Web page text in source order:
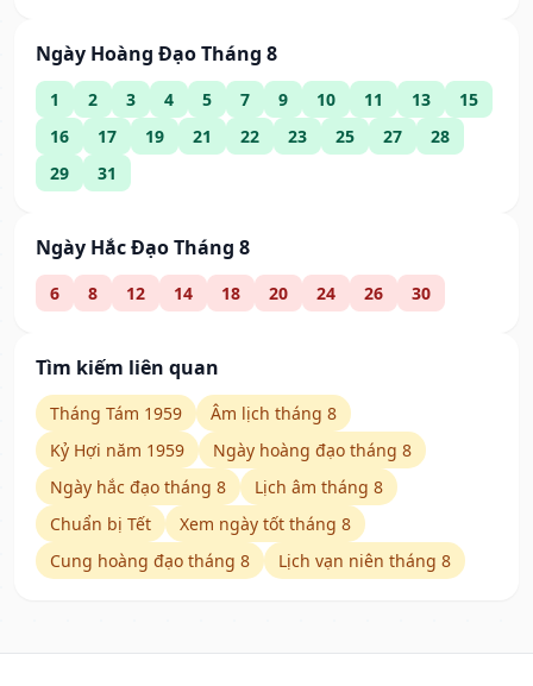
Ngày Hoàng Đạo Tháng 8
1 2 3 4 5 7 9 10 11 13
15
16
17 19 21 22 23 25 27
28
29
31
Ngày Hắc Đạo Tháng 8
6 8 12 14 18 20 24 26 30
Tìm kiếm liên quan
Tháng Tám 1959
Âm lịch tháng 8
Kỷ Hợi năm 1959
Ngày hoàng đạo tháng 8
Ngày hắc đạo tháng 8
Lịch âm tháng 8
Chuẩn bị Tết
Xem ngày tốt tháng 8
Cung hoàng đạo tháng 8
Lịch vạn niên tháng 8